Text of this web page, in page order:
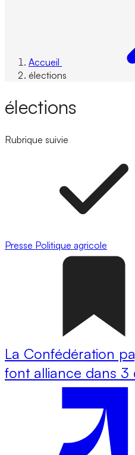
Accueil
élections
élections
Rubrique suivie
Presse Politique agricole
La Confédération
font alliance dans 3